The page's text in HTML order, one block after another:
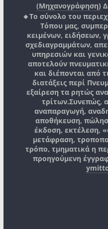
(Μηχανογράφηση)
🔸Το σύνολο του
Τόπου μας,
κειμένων, ειδήσεων,
σχεδιαγραμμάτων,
υπηρεσιών και
αποτελούν
και διέπονται από
διατάξεις περί
εξαίρεση τα ρητώς
τρίτων.Συνεπώς,
αναπαραγωγή,
αποθήκευση,
έκδοση, εκτέλεση,
μετάφραση,
τρόπο, τμηματικά η
προηγούμενη